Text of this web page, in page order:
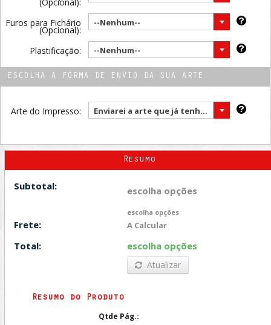
Furos para Fichário
(Opcional):
--Nenhum--
Plastificação: --Nenhum--
ESCOLHA A FORMA DE ENVIO DA SUA ARTE
Arte do Impresso: Enviarei a arte que já tenho (no final da compra)
Resumo
Subtotal: escolha opções
escolha opções
Frete: A Calcular
Total: escolha opções
Atualizar
Resumo do Produto
Qtde Pág.: